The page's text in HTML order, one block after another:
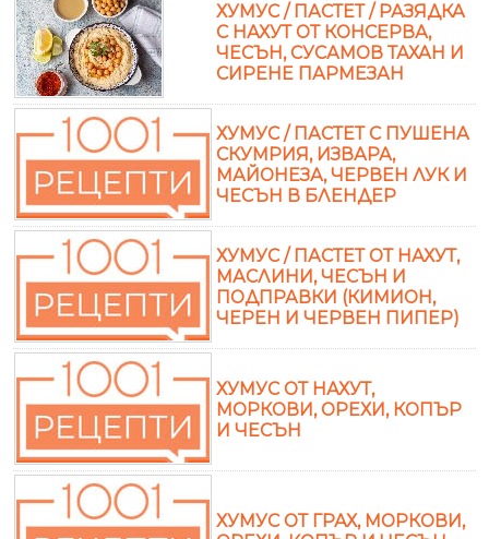
ХУМУС / ПАСТЕТ / РАЗЯДКА
С НАХУТ ОТ КОНСЕРВА,
ЧЕСЪН, СУСАМОВ ТАХАН И
СИРЕНЕ ПАРМЕЗАН
ХУМУС / ПАСТЕТ С ПУШЕНА
СКУМРИЯ, ИЗВАРА,
МАЙОНЕЗА, ЧЕРВЕН ЛУК И
ЧЕСЪН В БЛЕНДЕР
ХУМУС / ПАСТЕТ ОТ НАХУТ,
МАСЛИНИ, ЧЕСЪН И
ПОДПРАВКИ (КИМИОН,
ЧЕРЕН И ЧЕРВЕН ПИПЕР)
ХУМУС ОТ НАХУТ,
МОРКОВИ, ОРЕХИ, КОПЪР
И ЧЕСЪН
ХУМУС ОТ ГРАХ, МОРКОВИ,